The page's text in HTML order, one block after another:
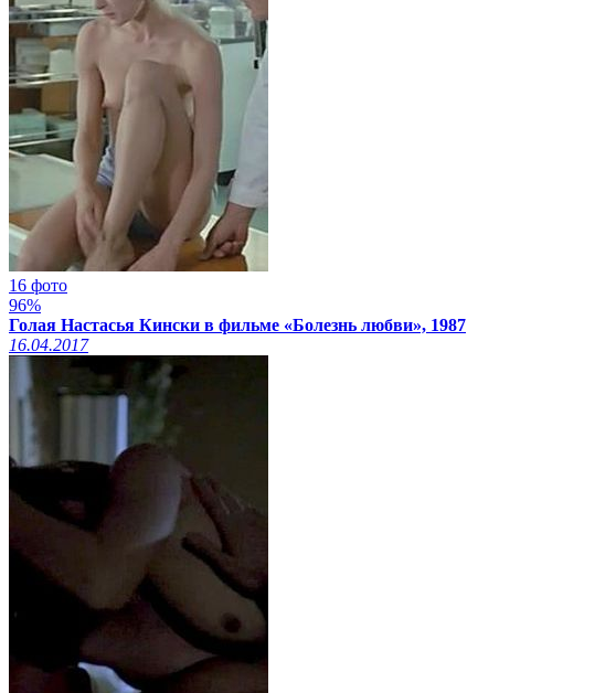
16 фото
96%
Голая Настасья Кински в фильме «Болезнь любви», 1987
16.04.2017